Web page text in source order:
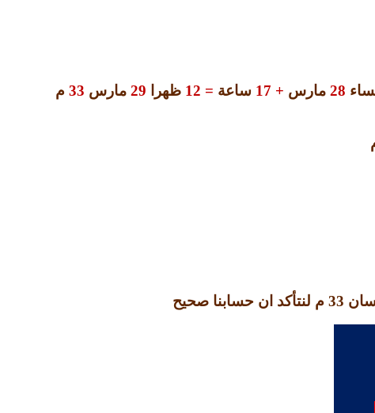
28 مارس +
17 ساعة = 12 ظهرا 29 مارس 33 م
33 م لنتأكد ان حسابنا صحيح